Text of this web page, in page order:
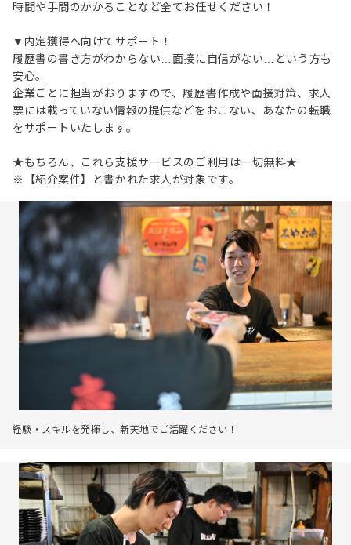
時間や手間のかかることなど全てお任せください！
▼内定獲得へ向けてサポート！
履歴書の書き方がわからない…面接に自信がない…という方も
安心。
企業ごとに担当がおりますので、履歴書作成や面接対策、求人
票には載っていない情報の提供などをおこない、あなたの転職
をサポートいたします。
★もちろん、これら支援サービスのご利用は一切無料★
※【紹介案件】と書かれた求人が対象です。
経験・スキルを発揮し、新天地でご活躍ください！